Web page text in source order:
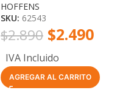
HOFFENS
SKU: 62543
$2.890 $2.490
IVA Incluido
AGREGAR AL CARRITO